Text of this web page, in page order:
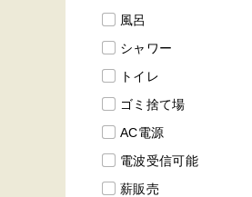
風呂
シャワー
トイレ
ゴミ捨て場
AC電源
電波受信可能
薪販売